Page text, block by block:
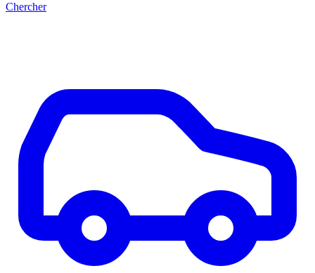
Chercher